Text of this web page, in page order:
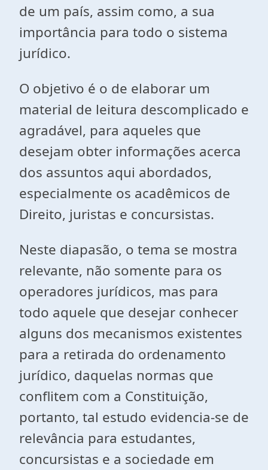
de um país, assim como, a sua
importância para todo o sistema
jurídico.
O objetivo é o de elaborar um
material de leitura descomplicado e
agradável, para aqueles que
desejam obter informações acerca
dos assuntos aqui abordados,
especialmente os acadêmicos de
Direito, juristas e concursistas.
Neste diapasão, o tema se mostra
relevante, não somente para os
operadores jurídicos, mas para
todo aquele que desejar conhecer
alguns dos mecanismos existentes
para a retirada do ordenamento
jurídico, daquelas normas que
conflitem com a Constituição,
portanto, tal estudo evidencia-se de
relevância para estudantes,
concursistas e a sociedade em